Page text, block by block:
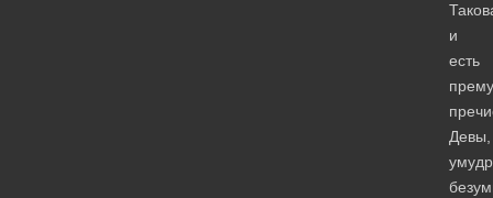
и
есть
Девы,